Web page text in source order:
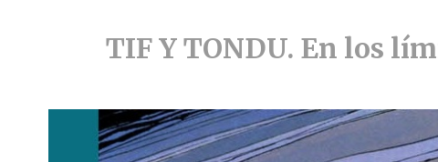
TIF Y TONDU. En los